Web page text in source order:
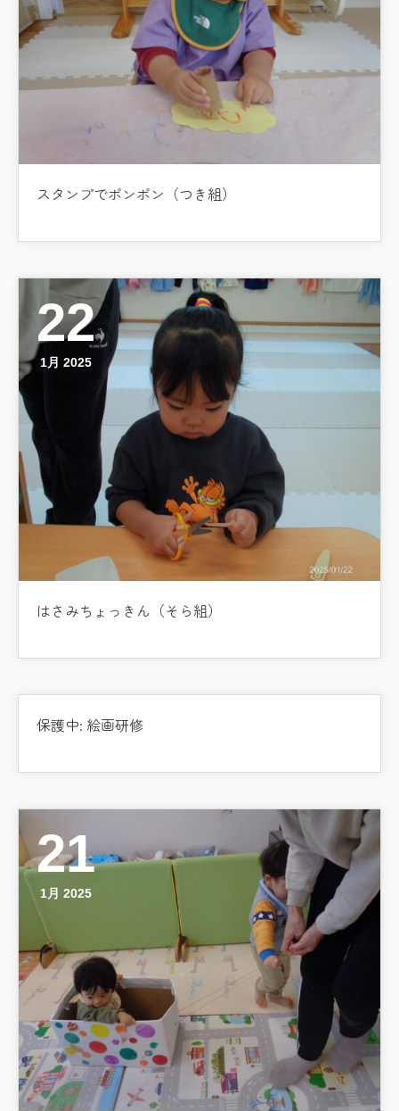
スタンプでポンポン（つき組）
22
1月 2025
はさみちょっきん（そら組）
保護中: 絵画研修
21
1月 2025